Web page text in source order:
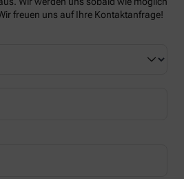
freuen uns auf Ihre Kontaktanfrage!